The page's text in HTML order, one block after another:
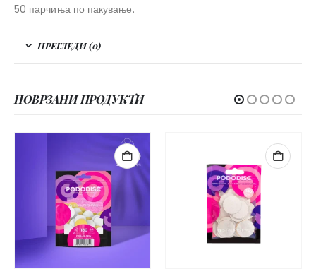
50 парчиња по пакување.
ПРЕГЛЕДИ (0)
ПОВРЗАНИ ПРОДУКТИ